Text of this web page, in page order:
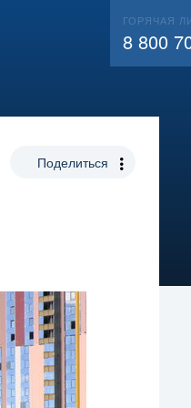
ВЫЗВАТЬ СЛЕСАРЯ
ГОРЯЧАЯ
8 800
Поделиться